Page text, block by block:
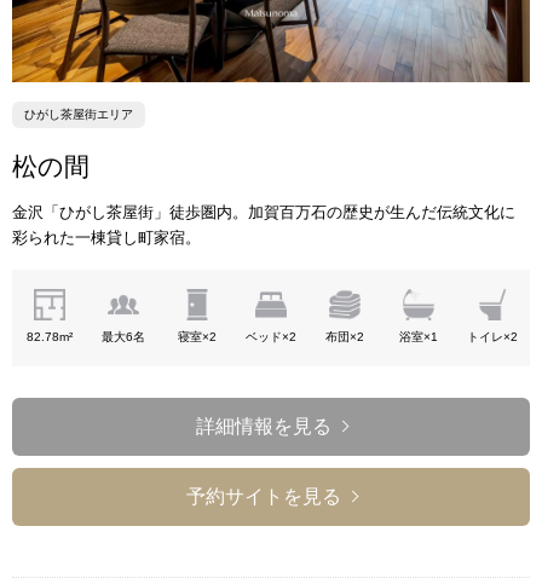
ひがし茶屋街エリア
松の間
金沢「ひがし茶屋街」徒歩圏内。加賀百万石の歴史が生んだ伝統文化に
彩られた一棟貸し町家宿。
82.78m² 最大6名 寝室×2 ベッド×2 布団×2 浴室×1 トイレ×2
詳細情報を見る
予約サイトを見る